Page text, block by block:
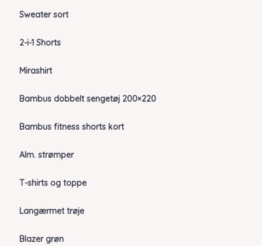
Sweater sort
2-i-1 Shorts
Mirashirt
Bambus dobbelt sengetøj 200×220
Bambus fitness shorts kort
Alm. strømper
T-shirts og toppe
Langærmet trøje
Blazer grøn